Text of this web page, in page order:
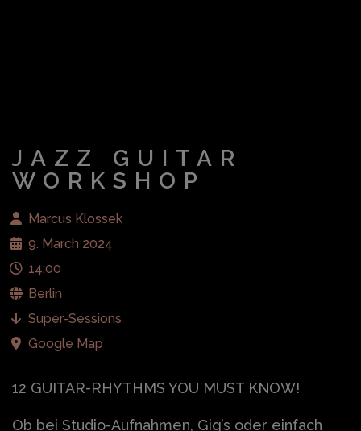
JAZZ GUITAR
WORKSHOP
Marcus Klossek
9. March 2024
14:00
Berlin
Super-Sessions
Google Map
12 GUITAR-RHYTHMS YOU MUST KNOW!
Ob bei Studio-Aufnahmen, Gig’s oder einfach